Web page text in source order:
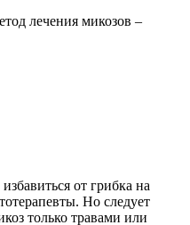
лечения микозов –
от грибка на
Но следует
только травами или